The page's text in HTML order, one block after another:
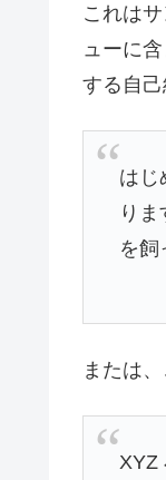
これは
ューに
する自
はじ
り
を飼
または
XYZ